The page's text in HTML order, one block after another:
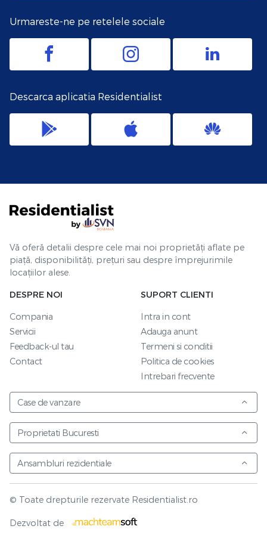
Vezi harta
Urmareste-ne pe retelele sociale
Descarca aplicatia Residentialist
Vă oferă detalii despre cele mai noi proprietăți aflate pe
piață, disponibilități, prețuri sau despre împrejurimile
locațiilor alese.
DESPRE NOI
Compania
Servicii
Feedback-ul tau
Contact
SUPORT CLIENTI
Intra in cont
Adauga anunt
Termeni si conditii
Politica de cookies
Intrebari frecvente
Case de vanzare
Proprietati Bucuresti
Ansambluri rezidentiale
© Toate drepturile rezervate Residentialist.ro
Dezvoltat de